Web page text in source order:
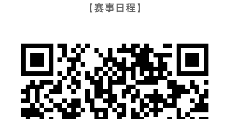
【赛事日程】